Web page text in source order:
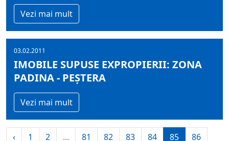
Vezi mai mult
03.02.2011
IMOBILE SUPUSE EXPROPIERII: ZONA
PADINA - PEȘTERA
Vezi mai mult
‹ 1 2 ... 81 82 83 84 85
86